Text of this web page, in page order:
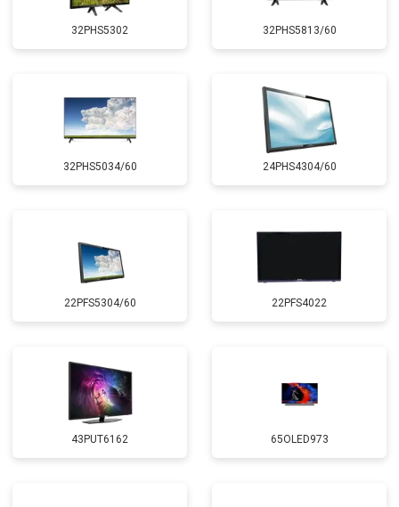
32PHS5302 32PHS5813/60
32PHS5034/60 24PHS4304/60
22PFS5304/60 22PFS4022
43PUT6162 65OLED973